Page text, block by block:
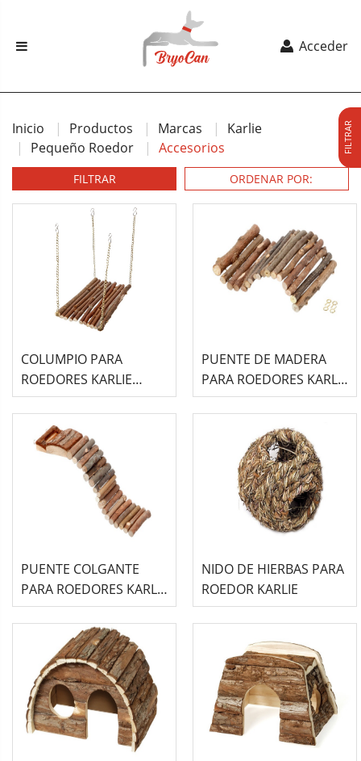
Acceder
Inicio Productos Marcas
Karlie
Pequeño Roedor
Accesorios
FILTRAR
FILTRAR
COLUMPIO PARA
ROEDORES KARLIE
WONDERLAND RODY
PUENTE DE MADERA
PARA ROEDORES KARLIE
WONDERLAND
PUENTE COLGANTE
PARA ROEDORES KARLIE
WONDERLAND
NIDO DE HIERBAS PARA
ROEDOR KARLIE